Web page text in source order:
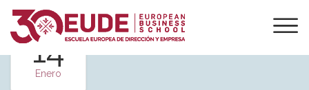
14
Enero